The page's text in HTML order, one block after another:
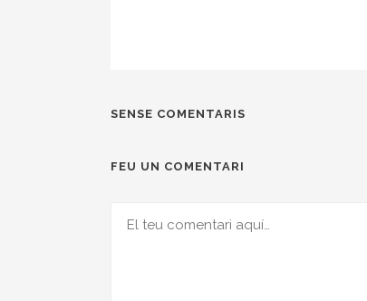
SENSE COMENTARIS
FEU UN COMENTARI